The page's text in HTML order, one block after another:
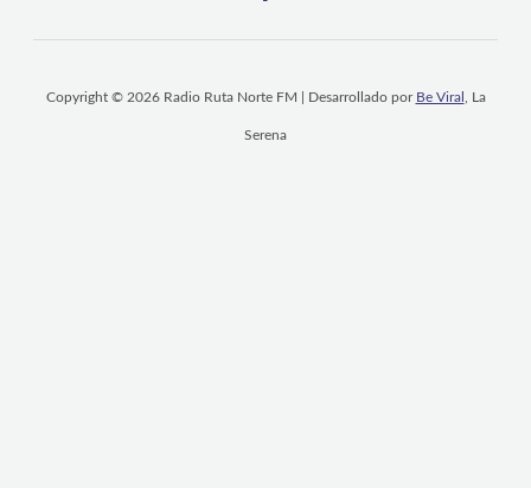
Copyright © 2026 Radio Ruta Norte FM | Desarrollado por Be Viral , La
Serena